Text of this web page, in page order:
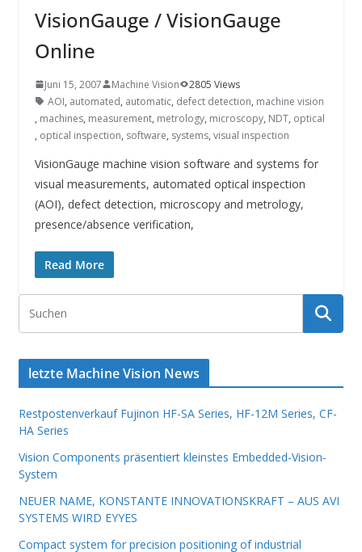
SYSTEMS WIRD EYYES
Compact system for precision
VisionGauge / VisionGauge
Online
Juni 15, 2007 Machine Vision
2805 Views
AOI, automated, automatic, defect detection, machine vision
, machines, measurement, metrology, microscopy, NDT, optical
, optical inspection, software, systems, visual inspection
VisionGauge machine vision software and systems for
visual measurements, automated optical inspection
(AOI), defect detection, microscopy and metrology,
presence/absence verification,
Read More
letzte Machine Vision News
Restpostenverkauf Fujinon HF-SA Series, HF-12M Series, CF-
HA Series
Vision Components präsentiert kleinstes Embedded-Vision-
System
NEUER NAME, KONSTANTE INNOVATIONSKRAFT – AUS AVI
SYSTEMS WIRD EYYES
Compact system for precision positioning of industrial